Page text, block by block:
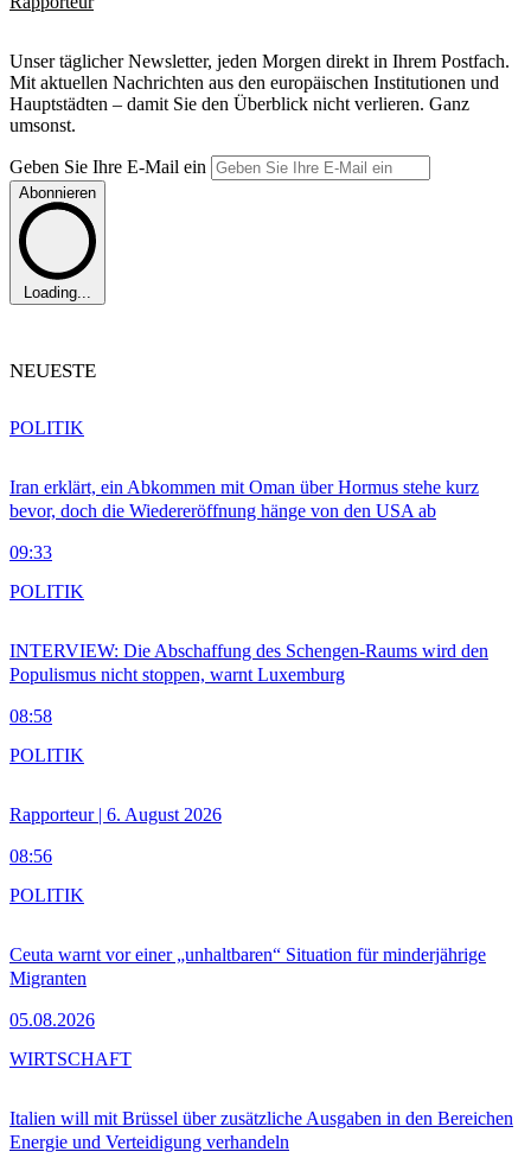
Unser täglicher Newsletter, jeden Morgen direkt in Ihrem Postfach.
Mit aktuellen Nachrichten aus den europäischen Institutionen und
Hauptstädten – damit Sie den Überblick nicht verlieren. Ganz
umsonst.
Geben Sie Ihre E-Mail ein
Abonnieren
Loading...
NEUESTE
Iran erklärt, ein Abkommen mit Oman über Hormus stehe kurz
bevor, doch die Wiedereröffnung hänge von den USA ab
09:33
POLITIK
INTERVIEW: Die Abschaffung des Schengen-Raums wird den
Populismus nicht stoppen, warnt Luxemburg
08:58
POLITIK
Rapporteur | 6. August 2026
08:56
POLITIK
Ceuta warnt vor einer „unhaltbaren“ Situation für minderjährige
Migranten
05.08.2026
POLITIK
Italien will mit Brüssel über zusätzliche Ausgaben in den Bereichen
Energie und Verteidigung verhandeln
WIRTSCHAFT